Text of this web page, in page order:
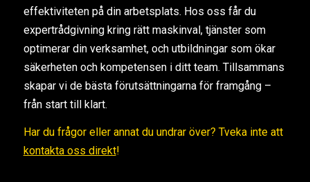
effektiviteten på din arbetsplats. Hos oss får du
expertrådgivning kring rätt maskinval, tjänster som
optimerar din verksamhet, och utbildningar som ökar
säkerheten och kompetensen i ditt team. Tillsammans
skapar vi de bästa förutsättningarna för framgång –
från start till klart.
Har du frågor eller annat du undrar över? Tveka inte att
kontakta oss direkt!